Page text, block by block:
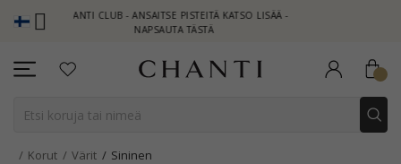
CHANTI CLUB - ANSAITSE PISTEITÄ KATSO LISÄÄ -
NAPSAUTA TÄSTÄ
Korut Värit Sininen